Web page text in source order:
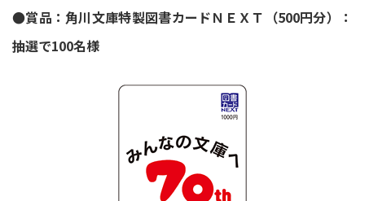
●賞品：角川文庫特製図書カードＮＥＸＴ（500円分）：
抽選で100名様